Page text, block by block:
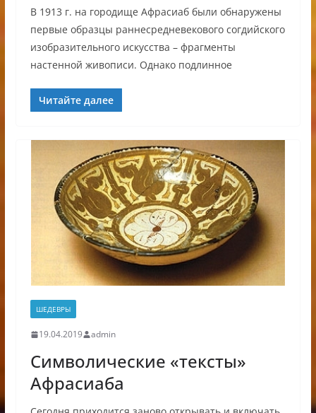
В 1913 г. на городище Афрасиаб были обнаружены
первые образцы раннесредневекового согдийского
изобразительного искусства – фрагменты
настенной живописи. Однако подлинное
Читайте далее
ШЕДЕВРЫ
19.04.2019 admin
Символические «тексты»
Афрасиаба